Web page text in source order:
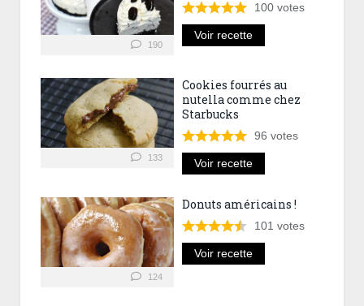
190
100 votes
Voir recette
133
Cookies fourrés au
nutella comme chez
Starbucks
96 votes
Voir recette
124
Donuts américains !
101 votes
Voir recette